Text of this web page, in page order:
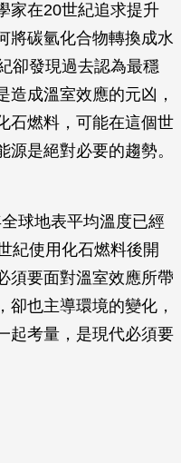
家在20世紀追求提升
將碳氫化合物轉換成水
卻發現過去認為最穩
造成溫室效應的元凶，
石燃料，可能在這個世
是絕對必要的趨勢。
球地表平均溫度已經
紀使用化石燃料後開
須要面對溫室效應所帶
卻也主導環境的變化，
起考量，是現代必須要